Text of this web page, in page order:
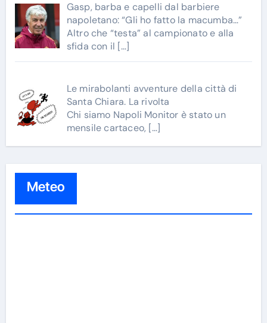
Gasp, barba e capelli dal barbiere
napoletano: “Gli ho fatto la macumba…”
Altro che “testa” al campionato e alla
sfida con il […]
Le mirabolanti avventure della città di
Santa Chiara. La rivolta
Chi siamo Napoli Monitor è stato un
mensile cartaceo, […]
Meteo